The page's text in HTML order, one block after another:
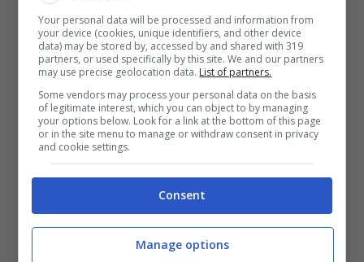
BettingNews.it
Sull’altro versante, occhio al ‘solito’Meistere
: il jolly del Pisa sa come far
Your personal data will be processed and information from
your device (cookies, unique identifiers, and other device
data) may be stored by, accessed by and shared with 319
partners, or used specifically by this site. We and our partners
may use precise geolocation data. List of partners.
Some vendors may process your personal data on the basis
of legitimate interest, which you can object to by managing
your options below. Look for a link at the bottom of this page
or in the site menu to manage or withdraw consent in privacy
and cookie settings.
Consent
Manage options